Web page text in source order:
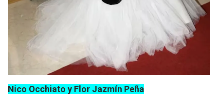
Nico Occhiato y Flor Jazmín Peña